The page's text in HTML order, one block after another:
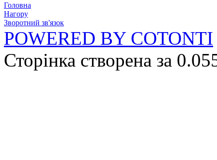
Головна
Нагору
Зворотний зв'язок
POWERED BY COTONTI
Сторінка створена за